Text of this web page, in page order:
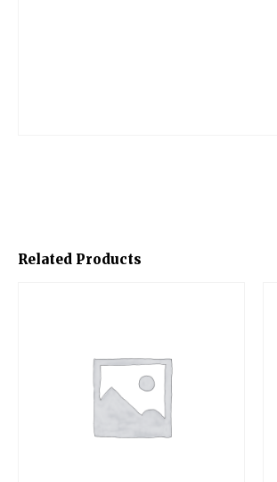
Related Products